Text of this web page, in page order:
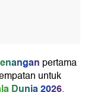
pertama
untuk